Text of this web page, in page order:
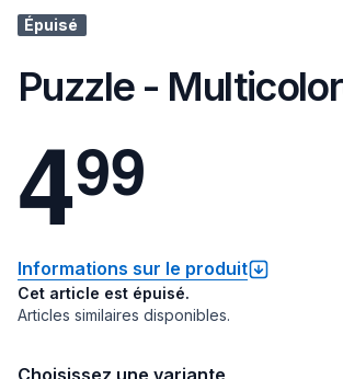
Épuisé
Puzzle -
499
Informations sur le produit
Cet article est épuisé.
Articles similaires disponibles.
Choisissez une variante